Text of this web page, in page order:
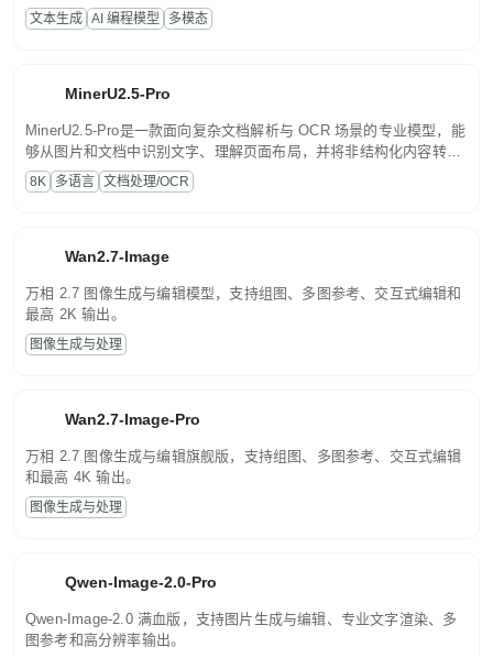
话端到端交付生产级成果。原生视觉理解贯穿规划、执行与验证全流
程，支持超长文档与长视频的深度语义解析。长程任务中自主规划与
文本生成 AI 编程模型 多模态
MinerU2.5-Pro
MinerU2.5-Pro是一款面向复杂文档解析与 OCR 场景的专业模型，能
够从图片和文档中识别文字、理解页面布局，并将非结构化内容转换
为便于存储、检索和二次处理的结构化结果。
8K 多语言 文档处理/OCR
Wan2.7-Image
万相 2.7 图像生成与编辑模型，支持组图、多图参考、交互式编辑和
最高 2K 输出。
图像生成与处理
Wan2.7-Image-Pro
万相 2.7 图像生成与编辑旗舰版，支持组图、多图参考、交互式编辑
和最高 4K 输出。
图像生成与处理
Qwen-Image-2.0-Pro
Qwen-Image-2.0 满血版，支持图片生成与编辑、专业文字渲染、多
图参考和高分辨率输出。